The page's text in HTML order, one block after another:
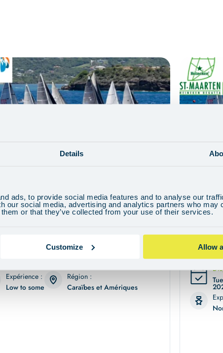
Details
ads, to provide social media features and to analyse our
our social media, advertising and analytics partners who may
or that they’ve collected from your use of their services.
Customize Allow
HAUTURIER
de £2.699
à la RORC Caribbean 600 : six cents milles de
Expérience :
Low to some
Région :
Caraïbes et Amériques
10
courses
une
terre.